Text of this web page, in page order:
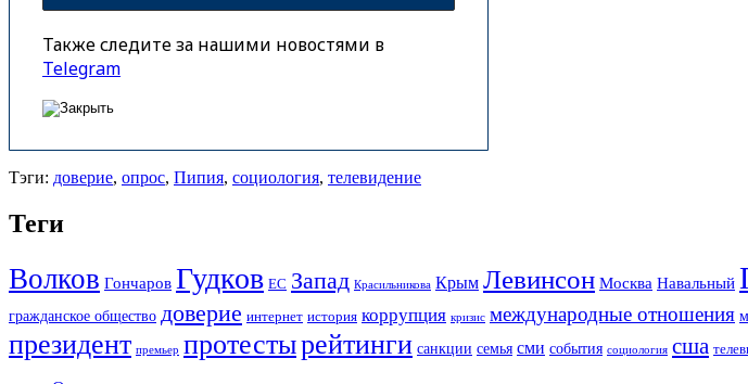
Также следите за нашими новостями в
Telegram
Тэги: доверие, опрос, Пипия, социология, телевидение
Теги
Волков Гончаров Гудков ЕС Запад Красильникова Крым Левинсон Москва Навальный
гражданское общество доверие интернет история коррупция кризис международные отношения
президент премьер протестырейтинги санкции семья сми события социология сша